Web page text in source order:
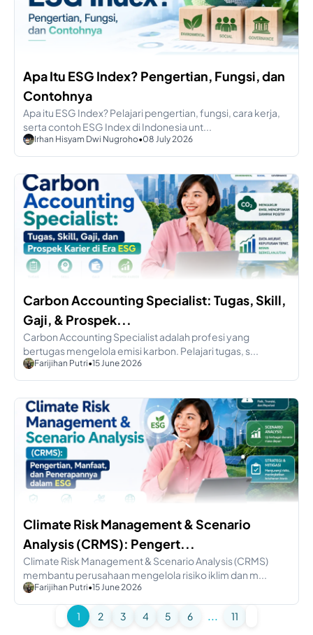
Apa Itu ESG Index? Pengertian, Fungsi, dan
Contohnya
Apa itu ESG Index? Pelajari pengertian, fungsi, cara kerja,
serta contoh ESG Index di Indonesia unt...
Irhan Hisyam Dwi Nugroho•08 July 2026
Carbon Accounting Specialist: Tugas, Skill,
Gaji, & Prospek...
Carbon Accounting Specialist adalah profesi yang
bertugas mengelola emisi karbon. Pelajari tugas, s...
Farijihan Putri•15 June 2026
Climate Risk Management & Scenario
Analysis (CRMS): Pengert...
Climate Risk Management & Scenario Analysis (CRMS)
membantu perusahaan mengelola risiko iklim dan m...
Farijihan Putri•15 June 2026
1 2 3 4 5 6 ... 11